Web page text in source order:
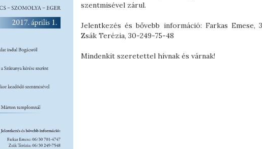
szentmisével zárul.
Jelentkezés és bővebb információ: Farkas Emese,
Zsák Terézia, 30-249-75-48
Mindenkit szeretettel hívnak és várnak!